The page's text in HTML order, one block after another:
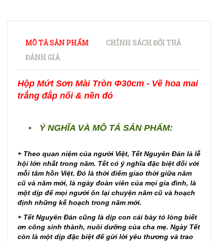
MÔ TẢ SẢN PHẨM
CHÍNH SÁCH ĐỔI TRẢ
ĐÁNH GIÁ
Hộp Mứt Sơn Mài Tròn Φ30cm - Vẽ hoa mai
trắng đắp nổi & nền đỏ
Ý NGHĨA VÀ MÔ TẢ SẢN PHẨM:
+ Theo quan niệm của người Việt, Tết Nguyên Đán là lễ
hội lớn nhất trong năm. Tết có ý nghĩa đặc biệt đối với
mỗi tâm hồn Việt. Đó là thời điểm giao thời giữa năm
cũ và năm mới, là ngày đoàn viên của mọi gia đình, là
một dịp để mọi người ôn lại chuyện năm cũ và hoạch
định những kế hoạch trong năm mới.
+ Tết Nguyên Đán cũng là dịp con cái bày tỏ lòng biết
ơn công sinh thành, nuôi dưỡng của cha mẹ. Ngày Tết
còn là một dịp đặc biệt để gửi lời yêu thương và trao